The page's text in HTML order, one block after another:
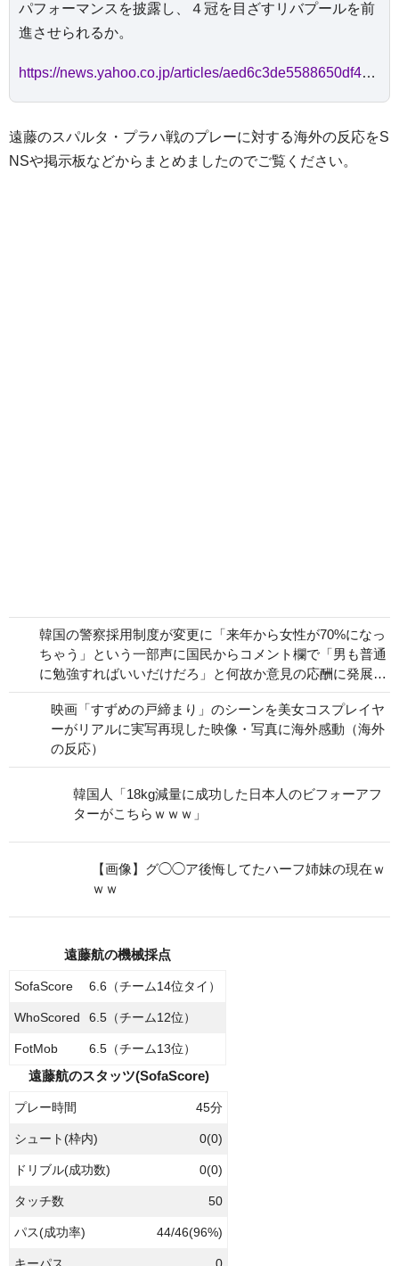
パフォーマンスを披露し、４冠を目ざすリバプールを前
進させられるか。
https://news.yahoo.co.jp/articles/aed6c3de5588650df4446de0e348be03b108a130
遠藤のスパルタ・プラハ戦のプレーに対する海外の反応をS
NSや掲示板などからまとめましたのでご覧ください。
韓国の警察採用制度が変更に「来年から女性が70%になっ
ちゃう」という一部声に国民からコメント欄で「男も普通
に勉強すればいいだけだろ」と何故か意見の応酬に発展…
映画「すずめの戸締まり」のシーンを美女コスプレイヤ
ーがリアルに実写再現した映像・写真に海外感動（海外
の反応）
韓国人「18kg減量に成功した日本人のビフォーアフ
ターがこちらｗｗｗ」
【画像】グ◯◯ア後悔してたハーフ姉妹の現在ｗ
ｗｗ
遠藤航の機械採点
SofaScore 6.6（チーム14位タイ）
WhoScored 6.5（チーム12位）
FotMob 6.5（チーム13位）
遠藤航のスタッツ(SofaScore)
プレー時間 45分
シュート(枠内) 0(0)
ドリブル(成功数) 0(0)
タッチ数 50
パス(成功率) 44/46(96%)
キーパス 0